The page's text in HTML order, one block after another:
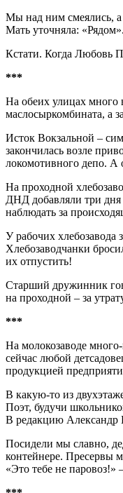
Мы над ним смеялись, а
Мать уточняла:
Кстати. Когда Любовь
***
На обеих улицах много
маслосыркомбината, а
Исток Вокзальной –
закончилась возле
локомотивного депо. А
На проходной
ДНД добавляли три дня
наблюдать за
У рабочих
Хлебозаводчанки
их отпустить!
Старший дружинник
на проходной – за
***
На молокозаводе
сейчас любой
продукцией
В какую-то из
Поэт, будучи
В редакцию Александр
Посидели мы славно,
контейнере. Пресервы
«Это тебе не